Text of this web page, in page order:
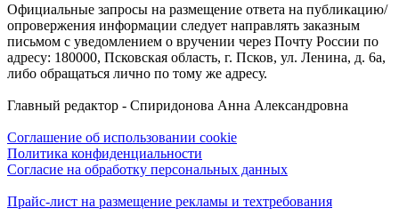
Официальные запросы на размещение ответа на публикацию/
опровержения информации следует направлять заказным
письмом с уведомлением о вручении через Почту России по
адресу: 180000, Псковская область, г. Псков, ул. Ленина, д. 6а,
либо обращаться лично по тому же адресу.
Главный редактор - Спиридонова Анна Александровна
Соглашение об использовании cookie
Политика конфиденциальности
Согласие на обработку персональных данных
Прайс-лист на размещение рекламы и техтребования